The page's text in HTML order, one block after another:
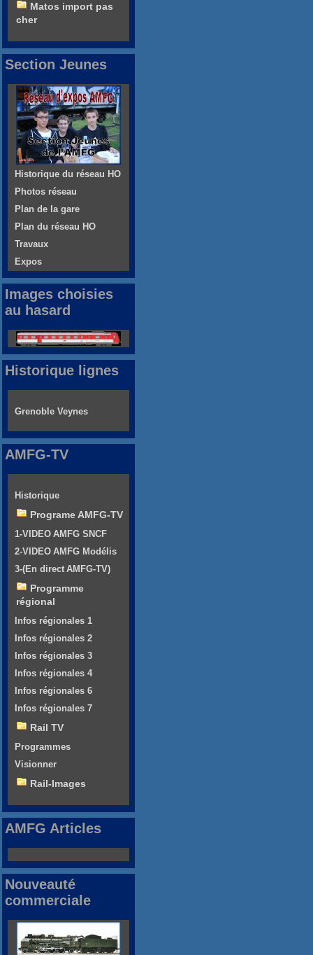
Matos import pas
cher
Section Jeunes
Historique du réseau HO
Photos réseau
Plan de la gare
Plan du réseau HO
Travaux
Expos
Images choisies
au hasard
Historique lignes
Grenoble Veynes
AMFG-TV
Historique
Programe AMFG-TV
1-VIDEO AMFG SNCF
2-VIDEO AMFG Modélis
3-(En direct AMFG-TV)
Programme
régional
Infos régionales 1
Infos régionales 2
Infos régionales 3
Infos régionales 4
Infos régionales 6
Infos régionales 7
Rail TV
Programmes
Visionner
Rail-Images
AMFG Articles
Nouveauté
commerciale